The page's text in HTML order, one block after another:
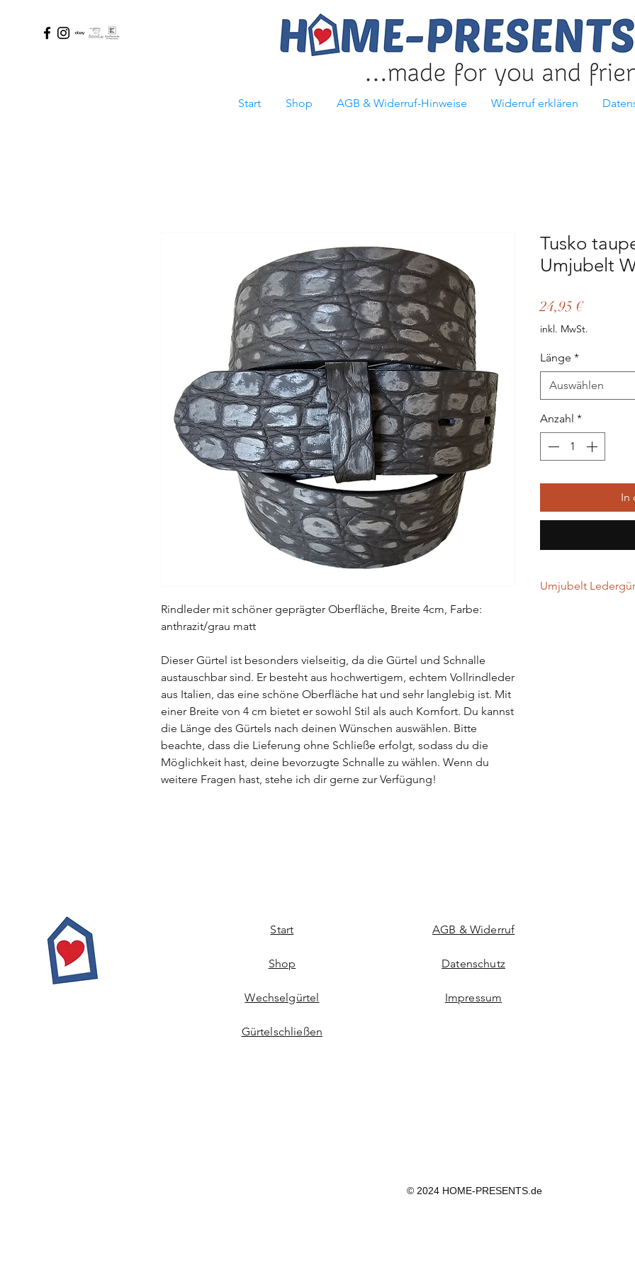
Start Shop AGB & Widerruf-Hinweise Widerruf erklären
Rindleder mit schöner geprägter Oberfläche, Breite 4cm, Farbe:
anthrazit/grau matt
Dieser Gürtel ist besonders vielseitig, da die Gürtel und Schnalle
austauschbar sind. Er besteht aus hochwertigem, echtem Vollrindleder
aus Italien, das eine schöne Oberfläche hat und sehr langlebig ist. Mit
einer Breite von 4 cm bietet er sowohl Stil als auch Komfort. Du kannst
die Länge des Gürtels nach deinen Wünschen auswählen. Bitte
beachte, dass die Lieferung ohne Schließe erfolgt, sodass du die
Möglichkeit hast, deine bevorzugte Schnalle zu wählen. Wenn du
weitere Fragen hast, stehe ich dir gerne zur Verfügung!
Tusko
Umjubelt
24,95 €Preis
inkl. MwSt.
Länge *
Auswählen
Anzahl *
In
Umjubelt
Start
Shop
Wechselgürtel
Gürtelschließen
AGB & Widerruf
Datenschutz
Impressum
© 2024 HOME-PRESENTS.de